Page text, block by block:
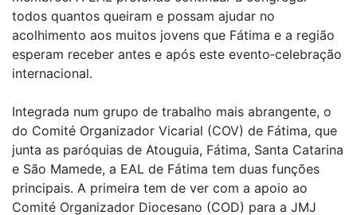
todos quantos queiram e possam ajudar no
acolhimento aos muitos jovens que Fátima e a região
esperam receber antes e após este evento‑celebração
internacional.
Integrada num grupo de trabalho mais abrangente, o
do Comité Organizador Vicarial (COV) de Fátima, que
junta as paróquias de Atouguia, Fátima, Santa Catarina
e São Mamede, a EAL de Fátima tem duas funções
principais. A primeira tem de ver com a apoio ao
Comité Organizador Diocesano (COD) para a JMJ